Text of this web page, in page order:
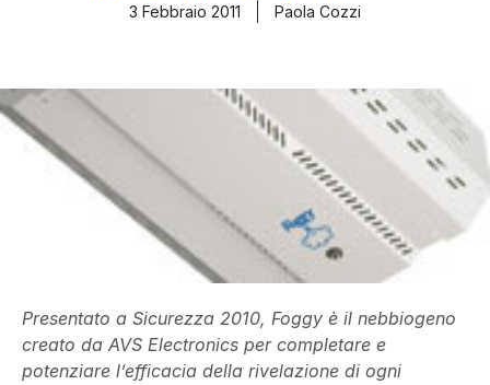
3 Febbraio 2011
Paola Cozzi
Presentato a Sicurezza 2010, Foggy è il nebbiogeno
creato da AVS Electronics per completare e
potenziare l’efficacia della rivelazione di ogni